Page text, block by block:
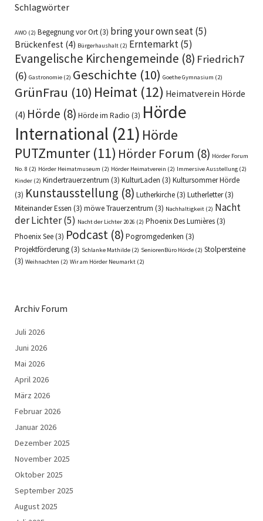
Schlagwörter
AWO (2) Begegnung vor Ort(3) bring your own seat(5)
Brückenfest (4) Bürgerhaushalt (2) Erntemarkt(5)
Evangelische Kirchengemeinde (8) Friedrich7
(6) Gastronomie (2) Geschichte (10) Goethe Gymnasium (2)
GrünFrau (10) Heimat (12) Heimatverein Hörde
(4) Hörde (8) Hörde im Radio (3) Hörde
International (21) Hörde
PUTZmunter(11) Hörder Forum (8) Hörder Forum
No. 8 (2) Hörder Heimatmuseum (2) Hörder Heimatverein (2) Immersive Ausstellung (2)
Kinder (2) Kindertrauerzentrum (3) KulturLaden (3) Kultursommer Hörde
(3) Kunstausstellung (8) Lutherkirche(3) Lutherletter(3)
Miteinander Essen (3) möwe Trauerzentrum (3) Nachhaltigkeit (2) Nacht
der Lichter(5) Nacht der Lichter 2026 (2) Phoenix Des Lumières(3)
Phoenix See(3) Podcast (8) Pogromgedenken (3)
Projektförderung(3) Schlanke Mathilde (2) SeniorenBüro Hörde (2) Stolpersteine
(3) Weihnachten (2) Wir am Hörder Neumarkt (2)
Archiv Forum
Juli 2026
Juni 2026
Mai 2026
April 2026
März 2026
Februar 2026
Januar 2026
Dezember 2025
November 2025
Oktober 2025
September 2025
August 2025